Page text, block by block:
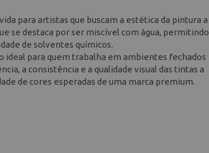
para artistas que buscam a estética da pintura a
se destaca por ser miscível com água, permitindo
de solventes químicos.
ideal para quem trabalha em ambientes fechados
a consistência e a qualidade visual das tintas a
de cores esperadas de uma marca premium.